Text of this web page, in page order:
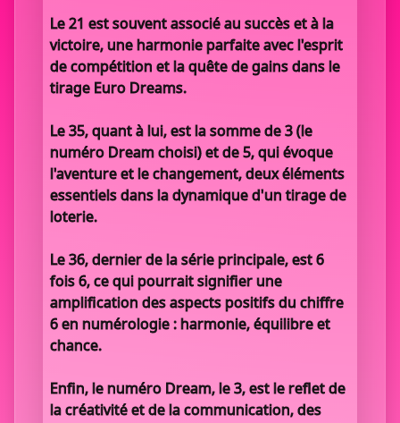
Le 21 est souvent associé au succès et à la
victoire, une harmonie parfaite avec l'esprit
de compétition et la quête de gains dans le
tirage Euro Dreams.
Le 35, quant à lui, est la somme de 3 (le
numéro Dream choisi) et de 5, qui évoque
l'aventure et le changement, deux éléments
essentiels dans la dynamique d'un tirage de
loterie.
Le 36, dernier de la série principale, est 6
fois 6, ce qui pourrait signifier une
amplification des aspects positifs du chiffre
6 en numérologie : harmonie, équilibre et
chance.
Enfin, le numéro Dream, le 3, est le reflet de
la créativité et de la communication, des